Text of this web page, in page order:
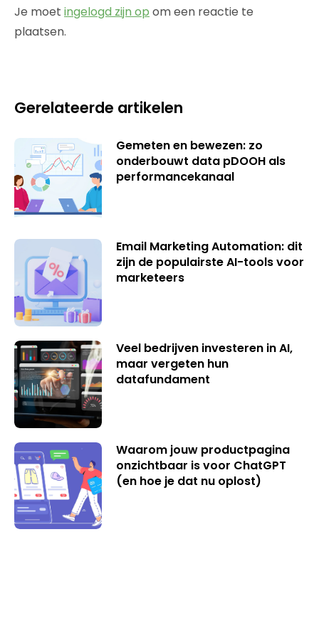
Je moet ingelogd zijn op om een reactie te
plaatsen.
Gerelateerde artikelen
Gemeten en bewezen: zo
onderbouwt data pDOOH als
performancekanaal
Email Marketing Automation: dit
zijn de populairste AI-tools voor
marketeers
Veel bedrijven investeren in AI,
maar vergeten hun
datafundament
Waarom jouw productpagina
onzichtbaar is voor ChatGPT
(en hoe je dat nu oplost)